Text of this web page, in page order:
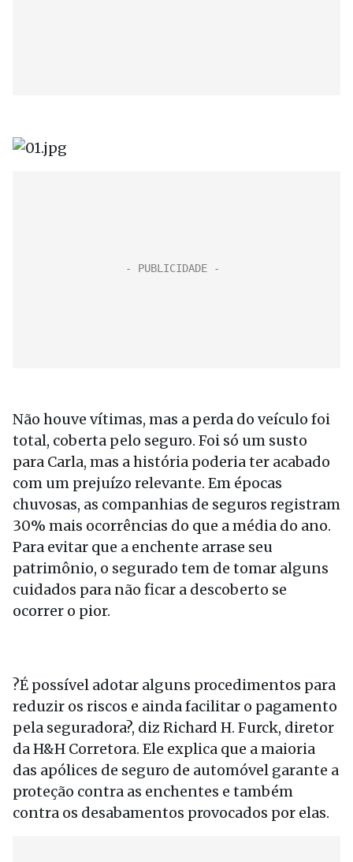
Não houve vítimas, mas a perda do veículo foi
total, coberta pelo seguro. Foi só um susto
para Carla, mas a história poderia ter acabado
com um prejuízo relevante. Em épocas
chuvosas, as companhias de seguros registram
30% mais ocorrências do que a média do ano.
Para evitar que a enchente arrase seu
patrimônio, o segurado tem de tomar alguns
cuidados para não ficar a descoberto se
ocorrer o pior.
?É possível adotar alguns procedimentos para
reduzir os riscos e ainda facilitar o pagamento
pela seguradora?, diz Richard H. Furck, diretor
da H&H Corretora. Ele explica que a maioria
das apólices de seguro de automóvel garante a
proteção contra as enchentes e também
contra os desabamentos provocados por elas.